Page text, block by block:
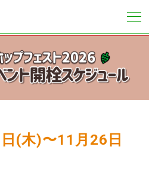
(木)〜11月26日